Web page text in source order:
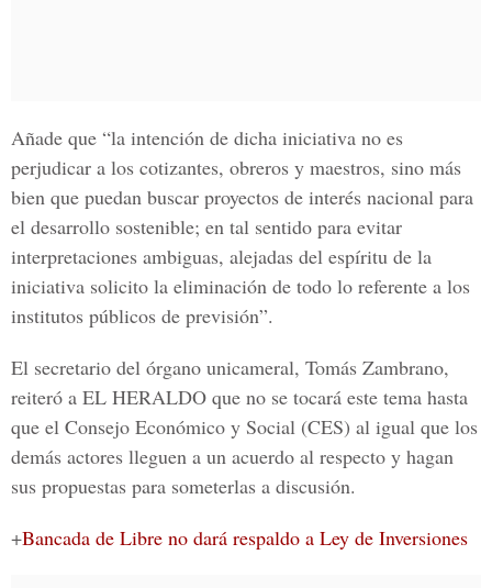
Añade que “la intención de dicha iniciativa no es
perjudicar a los cotizantes, obreros y maestros, sino más
bien que puedan buscar proyectos de interés nacional para
el desarrollo sostenible; en tal sentido para evitar
interpretaciones ambiguas, alejadas del espíritu de la
iniciativa solicito la eliminación de todo lo referente a los
institutos públicos de previsión”.
El secretario del órgano unicameral, Tomás Zambrano,
reiteró a EL HERALDO que no se tocará este tema hasta
que el Consejo Económico y Social (CES) al igual que los
demás actores lleguen a un acuerdo al respecto y hagan
sus propuestas para someterlas a discusión.
+Bancada de Libre no dará respaldo a Ley de Inversiones